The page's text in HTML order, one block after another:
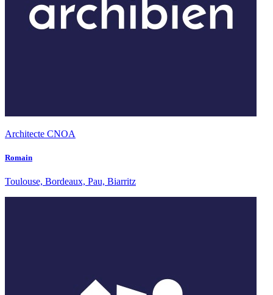
Architecte CNOA
Romain
Toulouse, Bordeaux, Pau, Biarritz